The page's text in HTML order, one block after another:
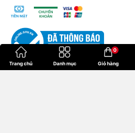
Trang chủ Danh mục Giỏ hàng
0